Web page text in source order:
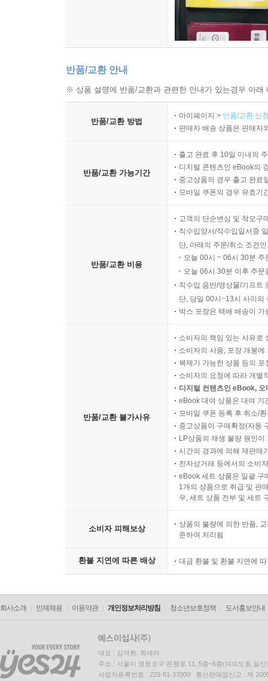
반품/교환 안내
※ 상품 설명에 반품/교환과 관련한 안내가 있는경우 아
반품/교환 방법
마이페이지 > 반품/교환 신
판매자 배송 상품은 판매자
반품/교환 가능기간
출고 완료 후 10일 이내의
디지털 콘텐츠인 eBook의
중고상품의 경우 출고 완료
모바일 쿠폰의 경우 유효기
반품/교환 비용
고객의 단순변심 및 착오구
직수입양서/직수입일서중
단, 아래의 주문/취소 조건
오늘 00시 ~ 06시 30분
오늘 06시 30분 이후 주
직수입 음반/영상물/기프트
단, 당일 00시~13시 사이의
박스 포장은 택배 배송이
반품/교환 불가사유
소비자의 책임 있는 사유로
소비자의 사용, 포장 개봉
복제가 가능한 상품 등의
소비자의 요청에 따라 개별
디지털 컨텐츠인 eBook,
eBook 대여 상품은 대여 기
모바일 쿠폰 등록 후 취소/
중고상품이 구매확정(자동
LP상품의 재생 불량 원인
시간의 경과에 의해 재판매
전자상거래 등에서의 소비
eBook 세트 상품은 일괄 구
1개의 상품으로 취급 및 판
우, 세트 상품 전부 및 세트
소비자 피해보상
상품의 불량에 의한 반품,
준하여 처리됨
환불 지연에 따른 배상 대금 환불 및 환불 지연에
회사소개 인재채용 이용약관 개인정보처리방침 청소년보호정책 도서홍보안내
대표 : 김석환, 최세라
주소 : 서울시 영등포구 은행로 11, 5층~6층(여의도동,일신
사업자등록번호 : 229-81-37000 통신판매업신고 : 제